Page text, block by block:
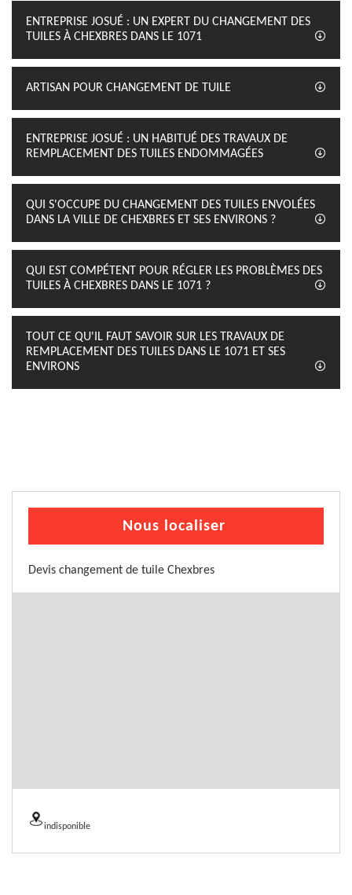
ENTREPRISE JOSUÉ : UN EXPERT DU CHANGEMENT DES
TUILES À CHEXBRES DANS LE 1071
ARTISAN POUR CHANGEMENT DE TUILE
ENTREPRISE JOSUÉ : UN HABITUÉ DES TRAVAUX DE
REMPLACEMENT DES TUILES ENDOMMAGÉES
QUI S'OCCUPE DU CHANGEMENT DES TUILES ENVOLÉES
DANS LA VILLE DE CHEXBRES ET SES ENVIRONS ?
QUI EST COMPÉTENT POUR RÉGLER LES PROBLÈMES DES
TUILES À CHEXBRES DANS LE 1071 ?
TOUT CE QU'IL FAUT SAVOIR SUR LES TRAVAUX DE
REMPLACEMENT DES TUILES DANS LE 1071 ET SES
ENVIRONS
Nous localiser
Devis changement de tuile Chexbres
indisponible